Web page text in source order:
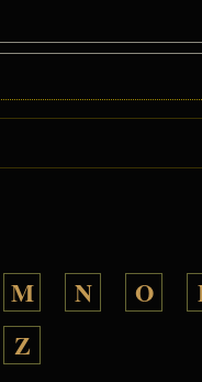
M N O
Z